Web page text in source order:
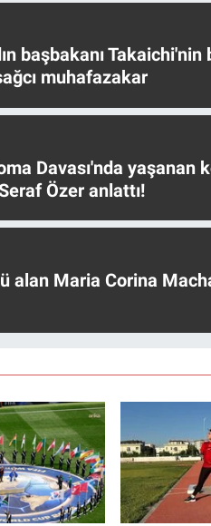
başbakanı
muhafazakar
Davası'nda yaşanan
Özer anlattı!
alan Maria Corina